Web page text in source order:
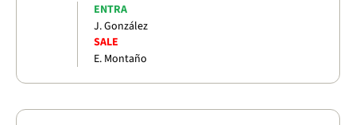
ENTRA
J. González
SALE
E. Montaño